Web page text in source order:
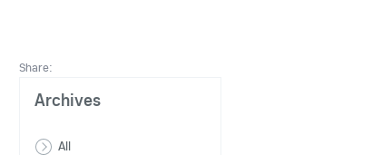
Share:
Archives
All